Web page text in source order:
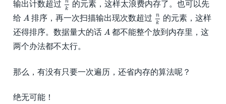
输出计数超过
n
k
的元素，这样太浪费内存了。也可以先
给 A
A排序，再一次扫描输出现次数超过
n
k
nk 的元素，这样
还得排序。数据量大的话 A
A都不能整个放到内存里，这
两个办法都不太行。
那么，有没有只要一次遍历，还省内存的算法呢？
绝无可能！